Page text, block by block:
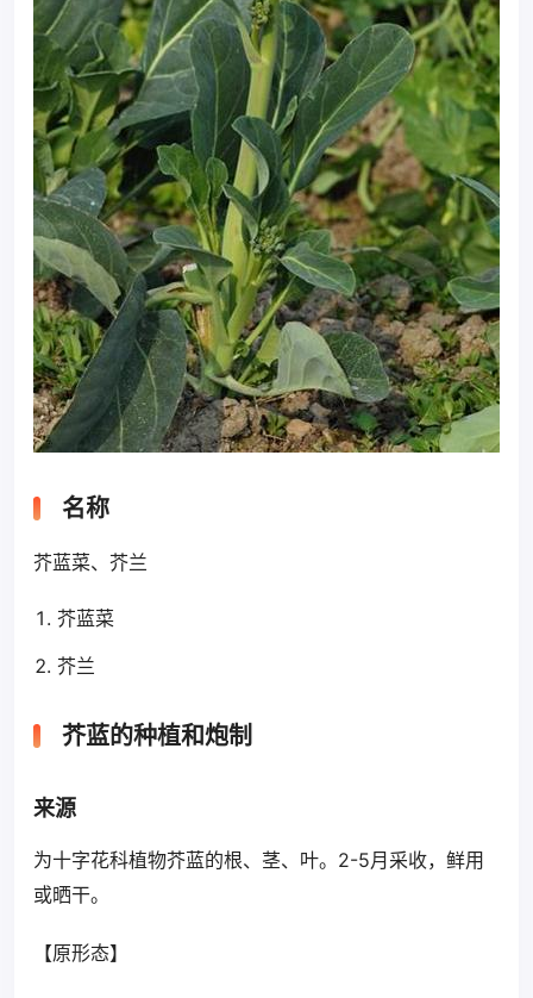
名称
芥蓝菜、芥兰
芥蓝菜
芥兰
芥蓝的种植和炮制
来源
为十字花科植物芥蓝的根、茎、叶。2-5月采收，鲜用
或晒干。
【原形态】